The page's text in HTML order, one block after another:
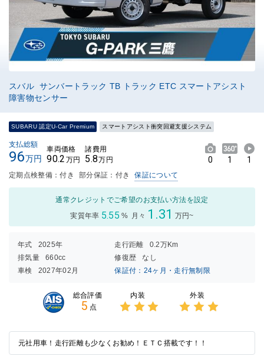
スバル サンバートラック TB トラック ETC スマートアシスト
障害物センサー
SUBARU 認定U-Car Premium スマートアシスト衝突回避支援システム
支払総額
96万円
車両価格
90.2 万円
諸費用
5.8万円 0 1 1
定期点検整備：付き 部分保証：付き 保証について
通常クレジットでご希望のお支払い方法を設定
実質年率 5.55 % 月々 1.31 万円~
年式 2025年 走行距離
0.2万Km
排気量
660cc 修復歴
なし
車検
2027年02月 保証付：24ヶ月・走行無制限
総合評価
5 点
内装
3点の
評価
外装
3点の
評価
元社用車！走行距離も少なくお勧め！ＥＴＣ搭載です！！